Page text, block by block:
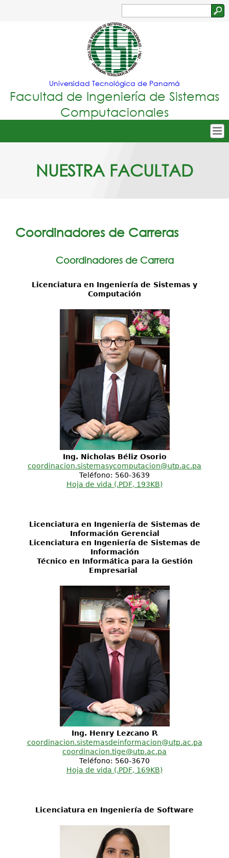
Jump to navigation
Formulario
de
búsqueda
Universidad Tecnológica de Panamá
Facultad de Ingeniería de Sistemas
Computacionales
Nuestra Facultad
Departamentos
Servicios
NUESTRA FACULTAD
Coordinadores de Carreras
Coordinadores de Carrera
Licenciatura en Ingeniería de Sistemas y
Computación
Ing. Nicholas Béliz Osorio
coordinacion.sistemasycomputacion@utp.ac.pa
Teléfono: 560-3639
Hoja de vida (.PDF, 193KB)
Licenciatura en Ingeniería de Sistemas de
Información Gerencial
Licenciatura en Ingeniería de Sistemas de
Información
Técnico en Informática para la Gestión
Empresarial
Ing. Henry Lezcano P.
coordinacion.sistemasdeinformacion@utp.ac.pa
coordinacion.tige@utp.ac.pa
Teléfono: 560-3670
Hoja de vida (.PDF, 169KB)
Licenciatura en Ingeniería de Software